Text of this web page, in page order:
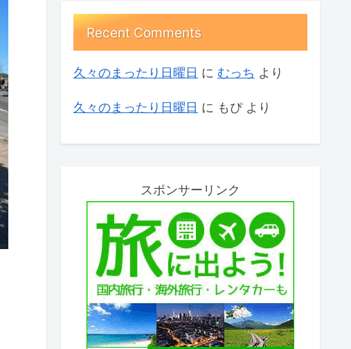
Recent Comments
久々のまったり日曜日 に むっち より
久々のまったり日曜日 に もぴより
スポンサーリンク